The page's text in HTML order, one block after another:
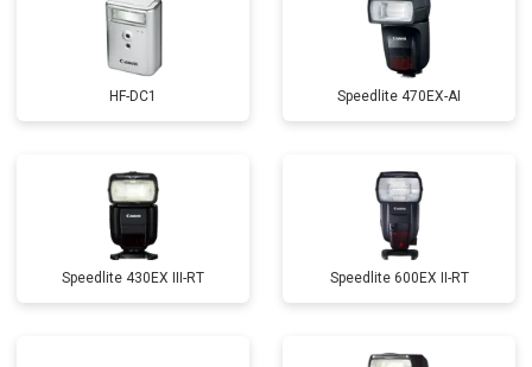
HF-DC1 Speedlite 470EX-AI
Speedlite 430EX III-RT Speedlite 600EX II-RT